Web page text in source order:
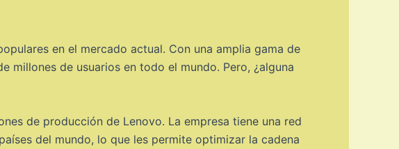
en el mercado actual. Con una amplia gama de
millones de usuarios en todo el mundo. Pero, ¿alguna
de producción de Lenovo. La empresa tiene una red
del mundo, lo que les permite optimizar la cadena